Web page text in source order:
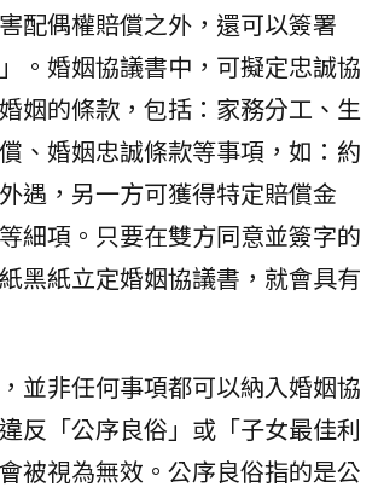
配偶權賠償之外，還可以簽署
」。婚姻協議書中，可擬定忠誠協
姻的條款，包括：家務分工、生
、婚姻忠誠條款等事項，如：約
遇，另一方可獲得特定賠償金
細項。只要在雙方同意並簽字的
黑紙立定婚姻協議書，就會具有
並非任何事項都可以納入婚姻協
反「公序良俗」或「子女最佳利
被視為無效。公序良俗指的是公